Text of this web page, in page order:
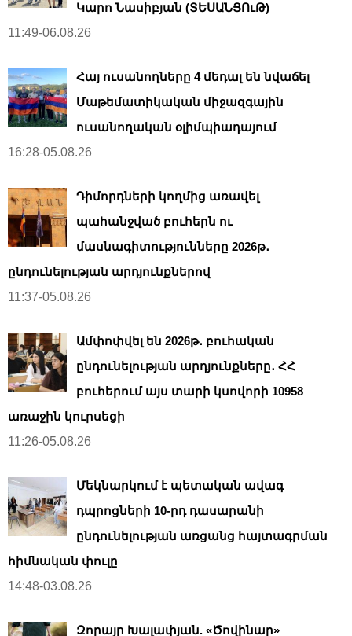
Կարո Նասիբյան (ՏԵՍԱՆՅՈւԹ)
11:49-06.08.26
Հայ ուսանողները 4 մեդալ են նվաճել
Մաթեմատիկական միջազգային
ուսանողական օլիմպիադայում
16:28-05.08.26
Դիմորդների կողմից առավել
պահանջված բուհերն ու
մասնագիտությունները 2026թ․
ընդունելության արդյունքներով
11:37-05.08.26
Ամփոփվել են 2026թ․ բուհական
ընդունելության արդյունքները․ ՀՀ
բուհերում այս տարի կսովորի 10958
առաջին կուրսեցի
11:26-05.08.26
Մեկնարկում է պետական ավագ
դպրոցների 10-րդ դասարանի
ընդունելության առցանց հայտագրման
հիմնական փուլը
14:48-03.08.26
Զորայր Խալափյան. «Ծովինար»